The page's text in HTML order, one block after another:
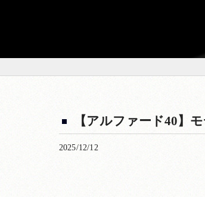
【アルファード40】
2025/12/12